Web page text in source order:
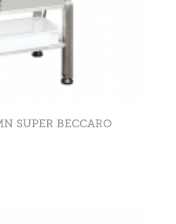
SUPER BECCARO